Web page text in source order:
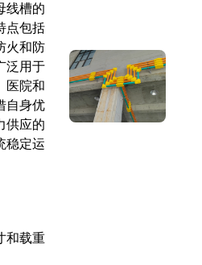
线槽的
点包括
火和防
泛用于
医院和
自身优
供应的
稳定运
和载重